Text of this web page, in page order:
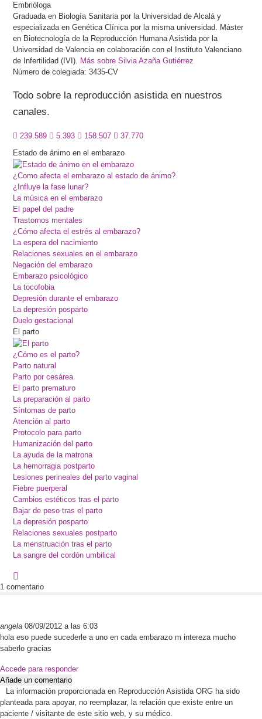
Embrióloga
Graduada en Biología Sanitaria por la Universidad de Alcalá y
especializada en Genética Clínica por la misma universidad. Máster
en Biotecnología de la Reproducción Humana Asistida por la
Universidad de Valencia en colaboración con el Instituto Valenciano
de Infertilidad (IVI). Más sobre Silvia Azaña Gutiérrez
Número de colegiada: 3435-CV
Todo sobre la reproducción asistida en nuestros
canales.
239.589 5.393 158.507
37.770
Estado de ánimo en el embarazo
¿Como afecta el embarazo al estado de ánimo?
¿Influye la fase lunar?
La música en el embarazo
El papel del padre
Trastornos mentales
¿Cómo afecta el estrés al embarazo?
La espera del nacimiento
Relaciones sexuales en el embarazo
Negación del embarazo
Embarazo psicológico
La tocofobia
Depresión durante el embarazo
La depresión posparto
Duelo gestacional
El parto
¿Cómo es el parto?
Parto natural
Parto por cesárea
El parto prematuro
La preparación al parto
Síntomas de parto
Atención al parto
Protocolo para parto
Humanización del parto
La ayuda de la matrona
La hemorragia postparto
Lesiones perineales del parto vaginal
Fiebre puerperal
Cambios estéticos tras el parto
Bajar de peso tras el parto
La depresión posparto
Relaciones sexuales postparto
La menstruación tras el parto
La sangre del cordón umbilical
1 comentario
angela 08/09/2012 a las 6:03
hola eso puede sucederle a uno en cada embarazo m intereza mucho
saberlo gracias
Accede para responder
Añade un comentario
La información proporcionada en Reproducción Asistida ORG ha sido
planteada para apoyar, no reemplazar, la relación que existe entre un
paciente / visitante de este sitio web, y su médico.